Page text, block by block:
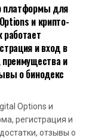
платформы для
и крипто-
и вход в
и
о бинодекс
Options и
регистрация и
отзывы о